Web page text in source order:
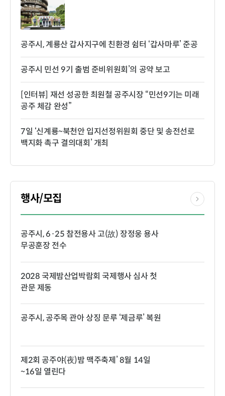
공주시, 계룡산 갑사지구에 친환경 쉼터 ‘갑사마루’ 준공
공주시 민선 9기 출범 준비위원회’의 공약 보고
[인터뷰] 재선 성공한 최원철 공주시장 “민선9기는 미래
공주 체감 완성”
7일 ‘신계룡~북천안 입지선정위원회 중단 및 송전선로
백지화 촉구 결의대회’ 개최
행사/모집
공주시, 6·25 참전용사 고(故) 장정웅 용사
무공훈장 전수
2028 국제밤산업박람회 국제행사 심사 첫
관문 제동
공주시, 공주목 관아 상징 문루 ‘제금루’ 복원
제2회 공주야(夜)밤 맥주축제’ 8월 14일
~16일 열린다